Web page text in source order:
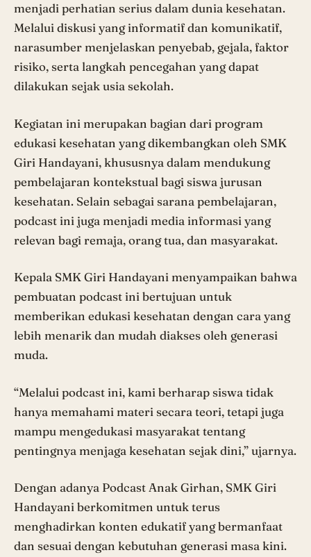
menjadi perhatian serius dalam dunia kesehatan.
Melalui diskusi yang informatif dan komunikatif,
narasumber menjelaskan penyebab, gejala, faktor
risiko, serta langkah pencegahan yang dapat
dilakukan sejak usia sekolah.
Kegiatan ini merupakan bagian dari program
edukasi kesehatan yang dikembangkan oleh SMK
Giri Handayani, khususnya dalam mendukung
pembelajaran kontekstual bagi siswa jurusan
kesehatan. Selain sebagai sarana pembelajaran,
podcast ini juga menjadi media informasi yang
relevan bagi remaja, orang tua, dan masyarakat.
Kepala SMK Giri Handayani menyampaikan bahwa
pembuatan podcast ini bertujuan untuk
memberikan edukasi kesehatan dengan cara yang
lebih menarik dan mudah diakses oleh generasi
muda.
“Melalui podcast ini, kami berharap siswa tidak
hanya memahami materi secara teori, tetapi juga
mampu mengedukasi masyarakat tentang
pentingnya menjaga kesehatan sejak dini,” ujarnya.
Dengan adanya Podcast Anak Girhan, SMK Giri
Handayani berkomitmen untuk terus
menghadirkan konten edukatif yang bermanfaat
dan sesuai dengan kebutuhan generasi masa kini.